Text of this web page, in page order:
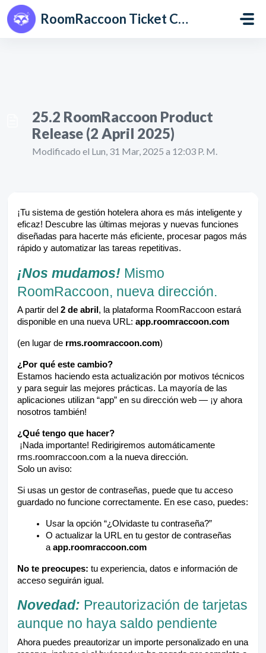
Saltar al contenido principal
RoomRaccoon Ticket Centre
25.2 RoomRaccoon Product
Release (2 April 2025)
Modificado el Lun, 31 Mar, 2025 a 12:03 P. M.
¡Tu sistema de gestión hotelera ahora es más inteligente y
eficaz! Descubre las últimas mejoras y nuevas funciones
diseñadas para hacerte más eficiente, procesar pagos más
rápido y automatizar las tareas repetitivas.
¡Nos mudamos! Mismo
RoomRaccoon, nueva dirección.
A partir del 2 de abril , la plataforma RoomRaccoon estará
disponible en una nueva URL: app.roomraccoon.com
(en lugar de rms.roomraccoon.com)
¿Por qué este cambio?
Estamos haciendo esta actualización por motivos técnicos
y para seguir las mejores prácticas. La mayoría de las
aplicaciones utilizan “app” en su dirección web — ¡y ahora
nosotros también!
¿Qué tengo que hacer?
¡Nada importante! Redirigiremos automáticamente
rms.roomraccoon.com a la nueva dirección.
Solo un aviso:
Si usas un gestor de contraseñas, puede que tu acceso
guardado no funcione correctamente. En ese caso, puedes:
Usar la opción “¿Olvidaste tu contraseña?”
O actualizar la URL en tu gestor de contraseñas
aapp.roomraccoon.com
No te preocupes: tu experiencia, datos e información de
acceso seguirán igual.
Novedad: Preautorización de tarjetas
aunque no haya saldo pendiente
Ahora puedes preautorizar un importe personalizado en una